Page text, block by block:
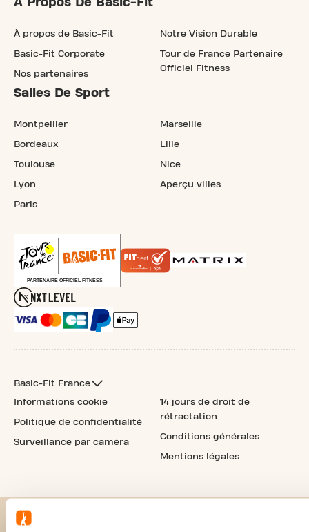
À propos de Basic-Fit
Basic-Fit Corporate
Nos partenaires
Notre Vision Durable
Tour de France Partenaire
Officiel Fitness
Salles De Sport
Montpellier
Bordeaux
Toulouse
Lyon
Paris
Marseille
Lille
Nice
Aperçu villes
Basic-Fit France
Informations cookie
Politique de confidentialité
Surveillance par caméra
14 jours de droit de
rétractation
Conditions générales
Mentions légales